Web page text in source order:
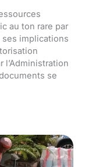
au ton rare par
ses implications
l’Administration
se